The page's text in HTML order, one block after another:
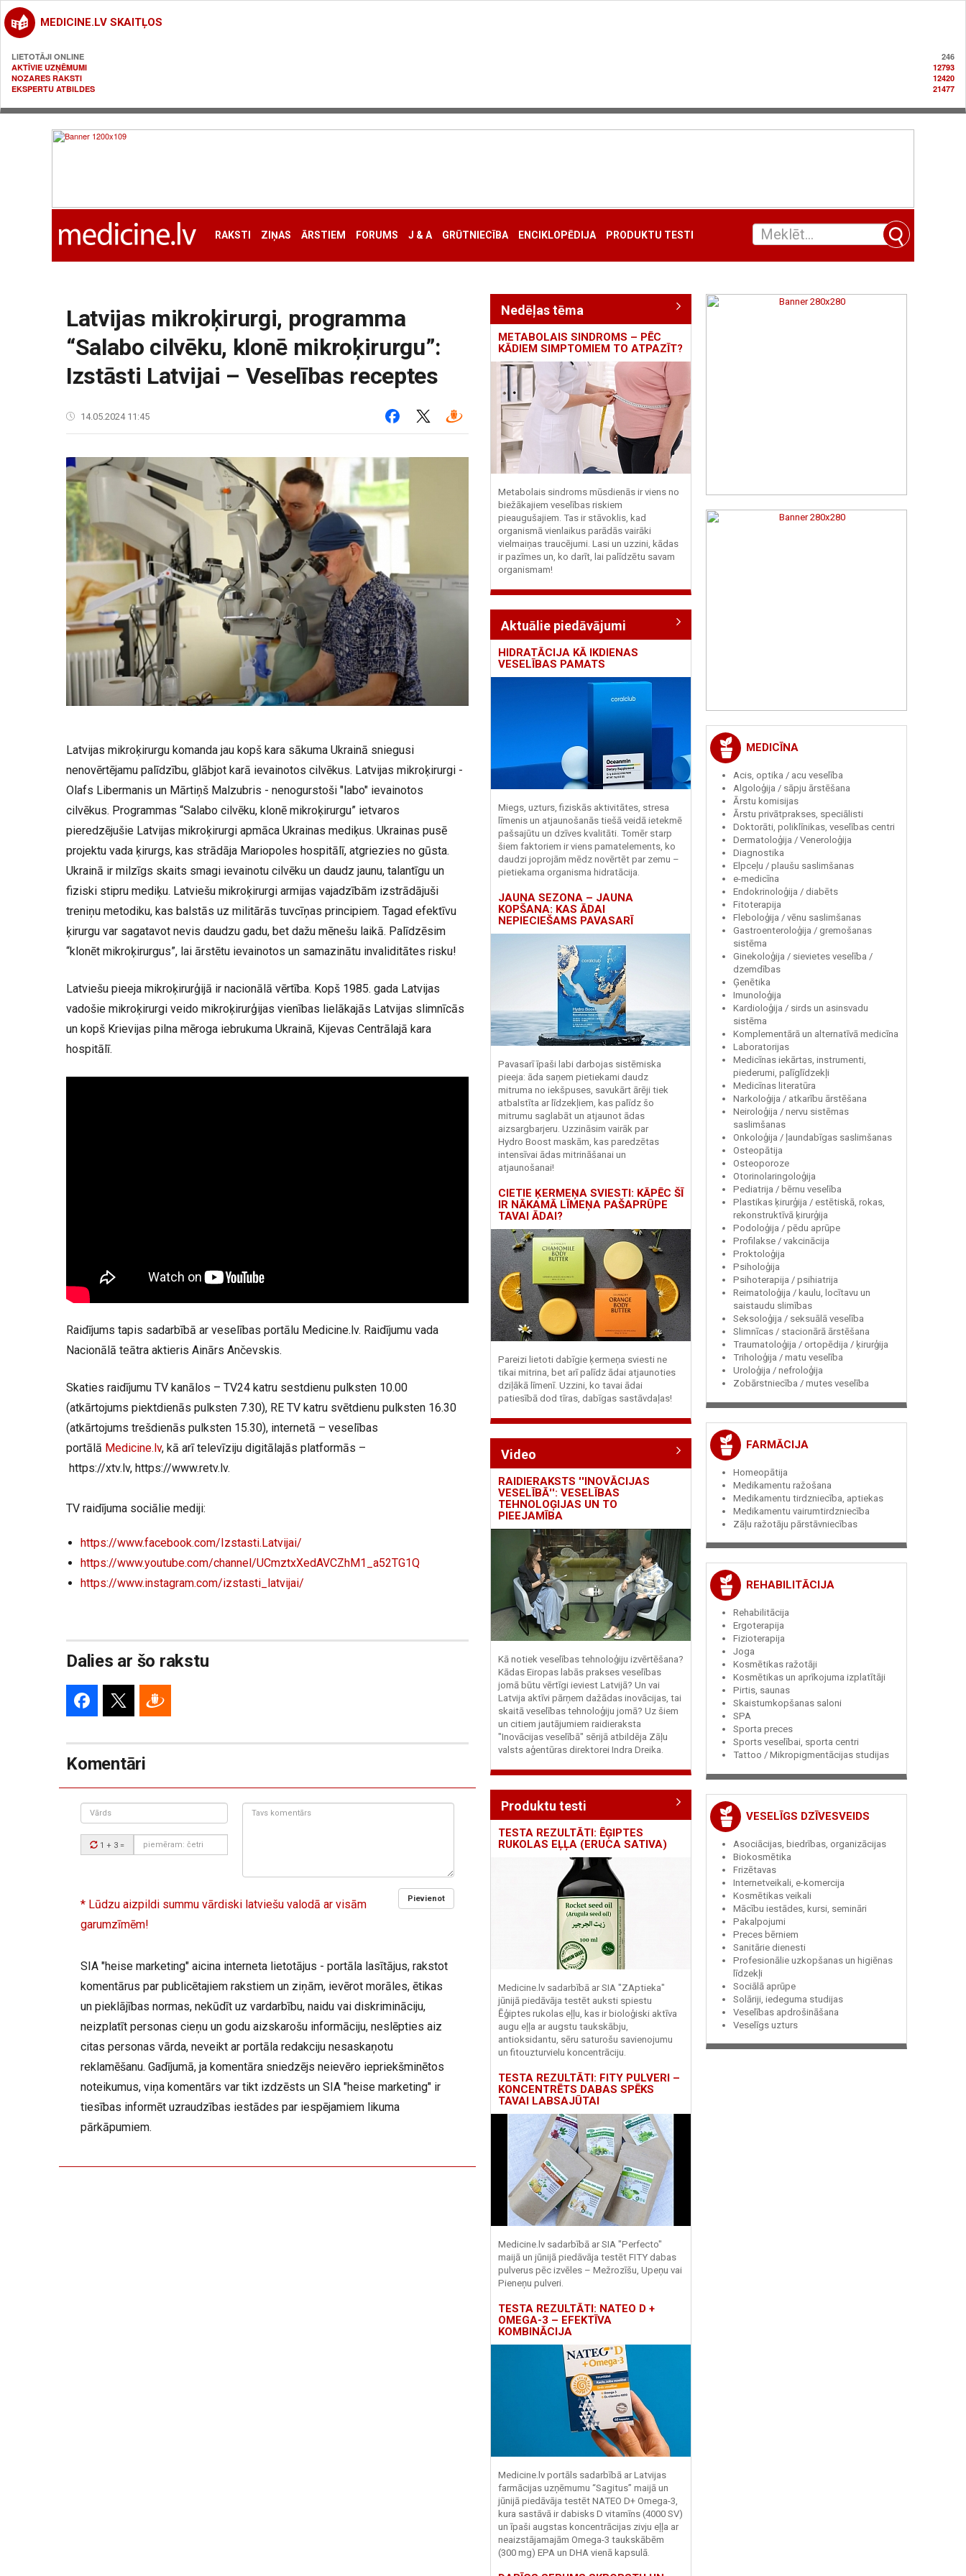
MEDICINE.LV SKAITĻOS
LIETOTĀJI ONLINE
246
AKTĪVIE UZŅĒMUMI
12793
NOZARES RAKSTI
12420
EKSPERTU ATBILDES
21477
RAKSTI ZIŅAS ĀRSTIEM FORUMS J & A GRŪTNIECĪBA ENCIKLOPĒDIJA PRODUKTU TESTI
Latvijas mikroķirurgi, programma
“Salabo cilvēku, klonē mikroķirurgu”:
Izstāsti Latvijai – Veselības receptes
14.05.2024 11:45
Latvijas mikroķirurgu komanda jau kopš kara sākuma Ukrainā sniegusi
nenovērtējamu palīdzību, glābjot karā ievainotos cilvēkus. Latvijas mikroķirurgi -
Olafs Libermanis un Mārtiņš Malzubris - nenogurstoši "labo" ievainotos
cilvēkus. Programmas “Salabo cilvēku, klonē mikroķirurgu” ietvaros
pieredzējušie Latvijas mikroķirurgi apmāca Ukrainas mediķus. Ukrainas pusē
projektu vada ķirurgs, kas strādāja Mariopoles hospitālī, atgriezies no gūsta.
Ukrainā ir milzīgs skaits smagi ievainotu cilvēku un daudz jaunu, talantīgu un
fiziski stipru mediķu. Latviešu mikroķirurgi armijas vajadzībām izstrādājuši
treniņu metodiku, kas balstās uz militārās tuvcīņas principiem. Tagad efektīvu
ķirurgu var sagatavot nevis daudzu gadu, bet dažu mēnešu laikā. Palīdzēsim
“klonēt mikroķirurgus”, lai ārstētu ievainotos un samazinātu invaliditātes risku!
Latviešu pieeja mikroķirurģijā ir nacionālā vērtība. Kopš 1985. gada Latvijas
vadošie mikroķirurgi veido mikroķirurģijas vienības lielākajās Latvijas slimnīcās
un kopš Krievijas pilna mēroga iebrukuma Ukrainā, Kijevas Centrālajā kara
hospitālī.
Raidījums tapis sadarbībā ar veselības portālu Medicine.lv. Raidījumu vada
Nacionālā teātra aktieris Ainārs Ančevskis.
Skaties raidījumu TV kanālos – TV24 katru sestdienu pulksten 10.00
(atkārtojums piektdienās pulksten 7.30), RE TV katru svētdienu pulksten 16.30
(atkārtojums trešdienās pulksten 15.30), internetā – veselības
portālā Medicine.lv, kā arī televīziju digitālajās platformās –
https://xtv.lv, https://www.retv.lv.
TV raidījuma sociālie mediji:
https://www.facebook.com/Izstasti.Latvijai/
https://www.youtube.com/channe l/UCmztxXedAVCZhM1_a52TG1Q
https://www.instagram.com/izstasti_latvijai/
Dalies ar šo rakstu
Komentāri
Vārds
Drošības
kods:
1 + 3 =
Tavs
Pievienot
* Lūdzu aizpildi summu vārdiski latviešu valodā ar visām
garumzīmēm!
SIA "heise marketing" aicina interneta lietotājus - portāla lasītājus, rakstot
komentārus par publicētajiem rakstiem un ziņām, ievērot morāles, ētikas
un pieklājības normas, nekūdīt uz vardarbību, naidu vai diskrimināciju,
neizplatīt personas cieņu un godu aizskarošu informāciju, neslēpties aiz
citas personas vārda, neveikt ar portāla redakciju nesaskaņotu
reklamēšanu. Gadījumā, ja komentāra sniedzējs neievēro iepriekšminētos
noteikumus, viņa komentārs var tikt izdzēsts un SIA "heise marketing" ir
tiesības informēt uzraudzības iestādes par iespējamiem likuma
pārkāpumiem.
Nedēļas tēma
METABOLAIS SINDROMS – PĒC
KĀDIEM SIMPTOMIEM TO ATPAZĪT?
Metabolais sindroms mūsdienās ir viens no
biežākajiem veselības riskiem
pieaugušajiem. Tas ir stāvoklis, kad
organismā vienlaikus parādās vairāki
vielmaiņas traucējumi. Lasi un uzzini, kādas
ir pazīmes un, ko darīt, lai palīdzētu savam
organismam!
Aktuālie piedāvājumi
HIDRATĀCIJA KĀ IKDIENAS
VESELĪBAS PAMATS
Miegs, uzturs, fiziskās aktivitātes, stresa
līmenis un atjaunošanās tiešā veidā ietekmē
pašsajūtu un dzīves kvalitāti. Tomēr starp
šiem faktoriem ir viens pamatelements, ko
daudzi joprojām mēdz novērtēt par zemu –
pietiekama organisma hidratācija.
JAUNA SEZONA – JAUNA
KOPŠANA: KAS ĀDAI
NEPIECIEŠAMS PAVASARĪ
Pavasarī īpaši labi darbojas sistēmiska
pieeja: āda saņem pietiekami daudz
mitruma no iekšpuses, savukārt ārēji tiek
atbalstīta ar līdzekļiem, kas palīdz šo
mitrumu saglabāt un atjaunot ādas
aizsargbarjeru. Uzzināsim vairāk par
Hydro Boost maskām, kas paredzētas
intensīvai ādas mitrināšanai un
atjaunošanai!
CIETIE ĶERMEŅA SVIESTI: KĀPĒC ŠĪ
IR NĀKAMĀ LĪMEŅA PAŠAPRŪPE
TAVAI ĀDAI?
Pareizi lietoti dabīgie ķermeņa sviesti ne
tikai mitrina, bet arī palīdz ādai atjaunoties
dziļākā līmenī. Uzzini, ko tavai ādai
patiesībā dod tīras, dabīgas sastāvdaļas!
Video
RAIDIERAKSTS ''INOVĀCIJAS
VESELĪBĀ'': VESELĪBAS
TEHNOLOĢIJAS UN TO
PIEEJAMĪBA
Kā notiek veselības tehnoloģiju izvērtēšana?
Kādas Eiropas labās prakses veselības
jomā būtu vērtīgi ieviest Latvijā? Un vai
Latvija aktīvi pārņem dažādas inovācijas, tai
skaitā veselības tehnoloģiju jomā? Uz šiem
un citiem jautājumiem raidieraksta
"Inovācijas veselībā" sērijā atbildēja Zāļu
valsts aģentūras direktorei Indra Dreika.
Produktu testi
TESTA REZULTĀTI: ĒĢIPTES
RUKOLAS EĻĻA (ERUCA SATIVA)
Medicine.lv sadarbībā ar SIA "ZAptieka"
jūnijā piedāvāja testēt auksti spiestu
Ēģiptes rukolas eļļu, kas ir bioloģiski aktīva
augu eļļa ar augstu taukskābju,
antioksidantu, sēru saturošu savienojumu
un fitouzturvielu koncentrāciju.
TESTA REZULTĀTI: FITY PULVERI –
KONCENTRĒTS DABAS SPĒKS
TAVAI LABSAJŪTAI
Medicine.lv sadarbībā ar SIA "Perfecto"
maijā un jūnijā piedāvāja testēt FITY dabas
pulverus pēc izvēles – Mežrozīšu, Upeņu vai
Pieneņu pulveri.
TESTA REZULTĀTI: NATEO D +
OMEGA-3 – EFEKTĪVA
KOMBINĀCIJA
Medicine.lv portāls sadarbībā ar Latvijas
farmācijas uzņēmumu “Sagitus” maijā un
jūnijā piedāvāja testēt NATEO D+ Omega-3,
kura sastāvā ir dabisks D vitamīns (4000 SV)
un īpaši augstas koncentrācijas zivju eļļa ar
neaizstājamajām Omega-3 taukskābēm
(300 mg) EPA un DHA vienā kapsulā.
MEDICĪNA
Acis, optika / acu veselība
Algoloģija / sāpju ārstēšana
Ārstu komisijas
Ārstu privātprakses, speciālisti
Doktorāti, poliklīnikas, veselības centri
Dermatoloģija / Veneroloģija
Diagnostika
Elpceļu / plaušu saslimšanas
e-medicīna
Endokrinoloģija / diabēts
Fitoterapija
Fleboloģija / vēnu saslimšanas
Gastroenteroloģija / gremošanas
sistēma
Ginekoloģija / sievietes veselība /
dzemdības
Ģenētika
Imunoloģija
Kardioloģija / sirds un asinsvadu
sistēma
Komplementārā un alternatīvā medicīna
Laboratorijas
Medicīnas iekārtas, instrumenti,
piederumi, palīglīdzekļi
Medicīnas literatūra
Narkoloģija / atkarību ārstēšana
Neiroloģija / nervu sistēmas
saslimšanas
Onkoloģija / ļaundabīgas saslimšanas
Osteopātija
Osteoporoze
Otorinolaringoloģija
Pediatrija / bērnu veselība
Plastikas ķirurģija / estētiskā, rokas,
rekonstruktīvā ķirurģija
Podoloģija / pēdu aprūpe
Profilakse / vakcinācija
Proktoloģija
Psiholoģija
Psihoterapija / psihiatrija
Reimatoloģija / kaulu, locītavu un
saistaudu slimības
Seksoloģija / seksuālā veselība
Slimnīcas / stacionārā ārstēšana
Traumatoloģija / ortopēdija / ķirurģija
Triholoģija / matu veselība
Uroloģija / nefroloģija
Zobārstniecība / mutes veselība
FARMĀCIJA
Homeopātija
Medikamentu ražošana
Medikamentu tirdzniecība, aptiekas
Medikamentu vairumtirdzniecība
Zāļu ražotāju pārstāvniecības
REHABILITĀCIJA
Rehabilitācija
Ergoterapija
Fizioterapija
Joga
Kosmētikas ražotāji
Kosmētikas un aprīkojuma izplatītāji
Pirtis, saunas
Skaistumkopšanas saloni
SPA
Sporta preces
Sports veselībai, sporta centri
Tattoo / Mikropigmentācijas studijas
VESELĪGS DZĪVESVEIDS
Asociācijas, biedrības, organizācijas
Biokosmētika
Frizētavas
Internetveikali, e-komercija
Kosmētikas veikali
Mācību iestādes, kursi, semināri
Pakalpojumi
Preces bērniem
Sanitārie dienesti
Profesionālie uzkopšanas un higiēnas
līdzekļi
Sociālā aprūpe
Solāriji, iedeguma studijas
Veselības apdrošināšana
Veselīgs uzturs